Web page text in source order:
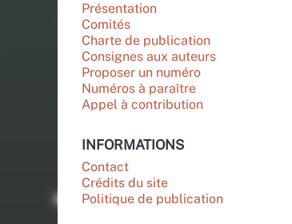
Présentation
Comités
Charte de publication
Consignes aux auteurs
Proposer un numéro
Numéros à paraître
Appel à contribution
INFORMATIONS
Contact
Crédits du site
Politique de publication